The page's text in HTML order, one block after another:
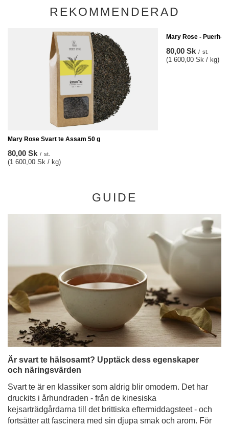
REKOMMENDERAD
Mary Rose Svart te Assam 50 g
80,00 Sk / st.
(1 600,00 Sk / kg)
Mary Rose - Puerh-
80,00 Sk / st.
(1 600,00 Sk / kg)
GUIDE
Är svart te hälsosamt? Upptäck dess egenskaper
och näringsvärden
Svart te är en klassiker som aldrig blir omodern. Det har
druckits i århundraden - från de kinesiska
kejsarträdgårdarna till det brittiska eftermiddagsteet - och
fortsätter att fascinera med sin djupa smak och arom. För